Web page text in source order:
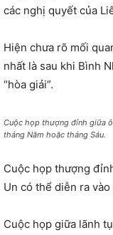
các nghị quyết của
Hiện chưa rõ mối
nhất là sau khi Bình
“hòa giải”.
Cuộc họp thượng đỉnh giữa
tháng Năm hoặc tháng Sáu.
Cuộc họp thượng
Un có thể diễn ra
Cuộc họp giữa lãnh